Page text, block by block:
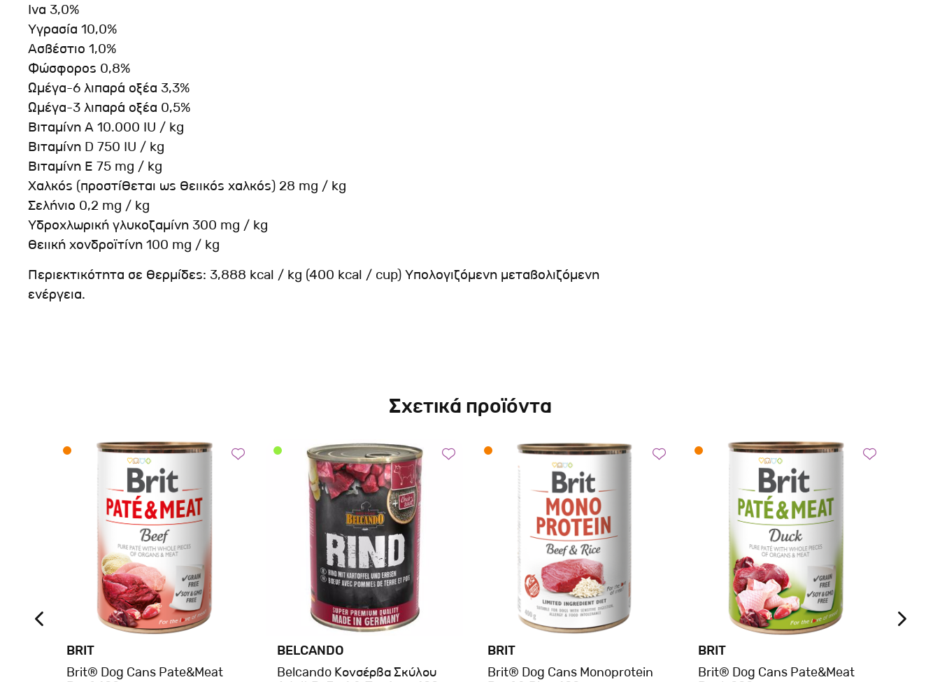
Ινα 3,0%
Υγρασία 10,0%
Ασβέστιο 1,0%
Φώσφορος 0,8%
Ωμέγα-6 λιπαρά οξέα 3,3%
Ωμέγα-3 λιπαρά οξέα 0,5%
Βιταμίνη Α 10.000 IU / kg
Βιταμίνη D 750 IU / kg
Βιταμίνη Ε 75 mg / kg
Χαλκός (προστίθεται ως θειικός χαλκός) 28 mg / kg
Σελήνιο 0,2 mg / kg
Υδροχλωρική γλυκοζαμίνη 300 mg / kg
Θειική χονδροϊτίνη 100 mg / kg
Περιεκτικότητα σε θερμίδες: 3,888 kcal / kg (400 kcal / cup) Υπολογιζόμενη μεταβολιζόμενη
ενέργεια.
Σχετικά προϊόντα
BRIT
Brit® Dog Cans Pate&Meat
BELCANDO
Belcando Κονσέρβα Σκύλου
BRIT
Brit® Dog Cans Monoprotein
BRIT
Brit® Dog Cans Pate&Meat